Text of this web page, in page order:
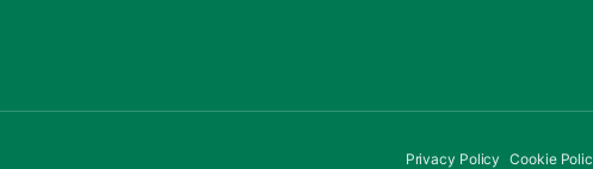
Privacy Policy Cookie